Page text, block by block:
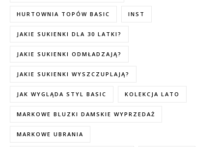
HURTOWNIA TOPÓW BASIC INST
JAKIE SUKIENKI DLA 30 LATKI?
JAKIE SUKIENKI ODMŁADZAJĄ?
JAKIE SUKIENKI WYSZCZUPLAJĄ?
JAK WYGLĄDA STYL BASIC KOLEKCJA LATO
MARKOWE BLUZKI DAMSKIE WYPRZEDAŻ
MARKOWE UBRANIA